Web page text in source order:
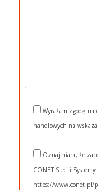
Wyrażam zgodę na
handlowych na
Oznajmiam, że
CONET Sieci i
https://www.conet.pl/